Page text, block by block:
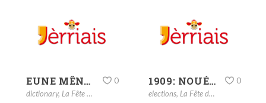
EUNE MÊNAGIÉTHE
dictionary, La Fête dé Noué
0 1909: NOUÉ – CHRISTMAS
elections, La Fête dé Noué
0